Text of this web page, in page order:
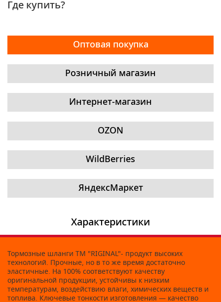
Где купить?
Оптовая покупка
Розничный магазин
Интернет-магазин
OZON
WildBerries
ЯндексМаркет
Характеристики
Тормозные шланги ТМ "RIGINAL"- продукт высоких
технологий. Прочные, но в то же время достаточно
эластичные. На 100% соответствуют качеству
оригинальной продукции, устойчивы к низким
температурам, воздействию влаги, химических веществ и
топлива. Ключевые тонкости изготовления — качество